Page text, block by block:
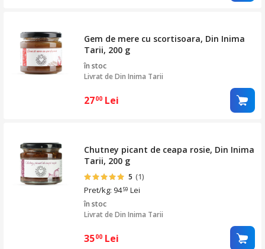
Gem de mere cu scortisoara, Din Inima
Tarii, 200 g
în stoc
Livrat deDin Inima Tarii
2700 Lei
Chutney picant de ceapa rosie, Din Inima
Tarii, 200 g
5 (1)
Pret/kg: 9459 Lei
în stoc
Livrat deDin Inima Tarii
3500 Lei